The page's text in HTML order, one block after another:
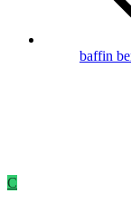
baffin
C